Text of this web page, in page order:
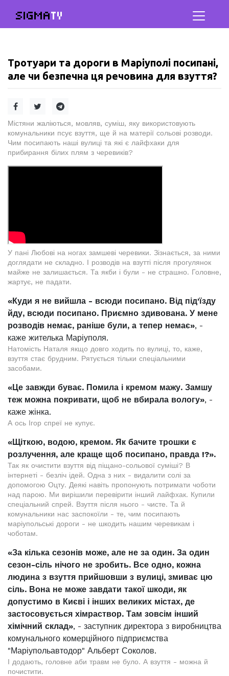
SIGMATV
Тротуари та дороги в Маріуполі посипані,
але чи безпечна ця речовина для взуття?
Містяни жаліються, мовляв, суміш, яку використовують
комунальники псує взуття, ще й на матерії сольові розводи.
Чим посипають наші вулиці та які є лайфхаки для
прибирання білих плям з черевиків?
У пані Любові на ногах замшеві черевики. Зізнається, за ними
доглядати не складно. І розводів на взутті після прогулянок
майже не залишається. Та якби і були - не страшно. Головне,
жартує, не падати.
«Куди я не вийшла - всюди посипано. Від під'їзду
йду, всюди посипано. Приємно здивована. У мене
розводів немає, раніше були, а тепер немає», -
каже жителька Маріуполя.
Натомість Наталя якщо довго ходить по вулиці, то, каже,
взуття стає брудним. Рятується тільки спеціальними
засобами.
«Це завжди буває. Помила і кремом мажу. Замшу
теж можна покривати, щоб не вбирала вологу», -
каже жінка.
А ось Ігор спреї не купує.
«Щіткою, водою, кремом. Як бачите трошки є
розлучення, але краще щоб посипано, правда !?».
Так як очистити взуття від піщано-сольової суміші? В
інтернеті - безліч ідей. Одна з них - видалити солі за
допомогою Оцту. Деякі навіть пропонують потримати чоботи
над парою. Ми вирішили перевірити інший лайфхак. Купили
спеціальний спрей. Взуття після нього - чисте. Та й
комунальники нас заспокоїли - те, чим посипають
маріупольські дороги - не шкодить нашим черевикам і
чоботам.
«За кілька сезонів може, але не за один. За один
сезон-сіль нічого не зробить. Все одно, кожна
людина з взуття прийшовши з вулиці, змиває цю
сіль. Вона не може завдати такої шкоди, як
допустимо в Києві і інших великих містах, де
застосовується хімраствор. Там зовсім інший
хімічний склад», - заступник директора з виробництва
комунального комерційного підприємства
"Маріупольавтодор" Альберт Соколов.
І додають, головне аби травм не було. А взуття - можна й
почистити.